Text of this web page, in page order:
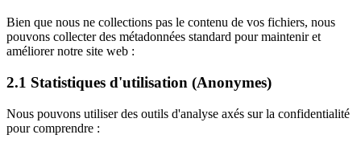
Bien que nous ne collections pas le contenu de vos fichiers, nous
pouvons collecter des métadonnées standard pour maintenir et
améliorer notre site web :
2.1 Statistiques d'utilisation (Anonymes)
Nous pouvons utiliser des outils d'analyse axés sur la confidentialité
pour comprendre :